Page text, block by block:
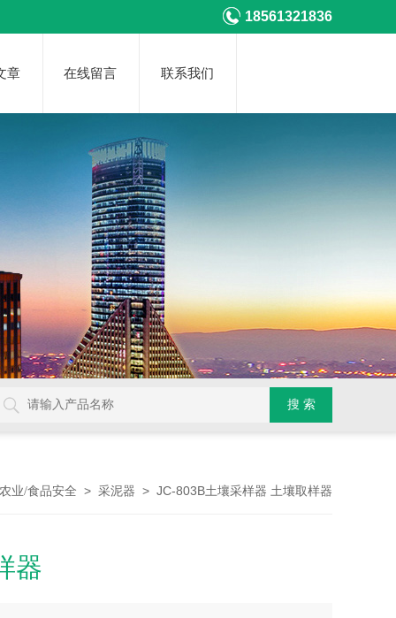
18561321836
章 在线留言 联系我们
农业/食品安全 > 采泥器 > JC-803B土壤采样器 土壤取样器
器